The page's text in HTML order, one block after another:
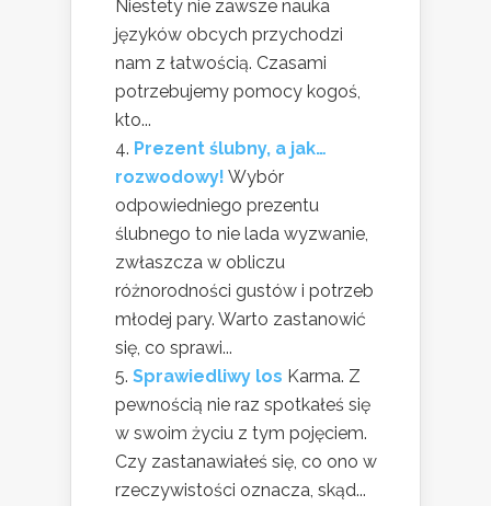
Niestety nie zawsze nauka
języków obcych przychodzi
nam z łatwością. Czasami
potrzebujemy pomocy kogoś,
kto...
Prezent ślubny, a jak…
rozwodowy! Wybór
odpowiedniego prezentu
ślubnego to nie lada wyzwanie,
zwłaszcza w obliczu
różnorodności gustów i potrzeb
młodej pary. Warto zastanowić
się, co sprawi...
Sprawiedliwy los Karma. Z
pewnością nie raz spotkałeś się
w swoim życiu z tym pojęciem.
Czy zastanawiałeś się, co ono w
rzeczywistości oznacza, skąd...